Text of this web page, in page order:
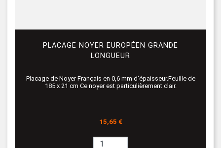
PLACAGE NOYER EUROPÉEN GRANDE
LONGUEUR
Placage de Noyer Français en 0,6 mm d'épaisseur.Feuille de
185 x 21 cm Ce noyer est particulièrement clair.
Prix
15,65 €